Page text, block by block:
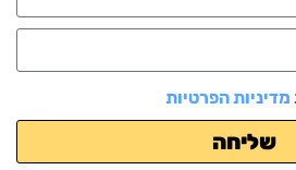
מדיניות הפרטיות
שליחה